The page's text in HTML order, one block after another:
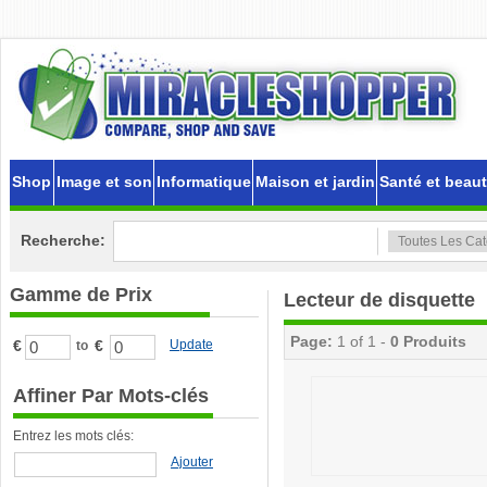
Shop Image et son Informatique Maison et jardin Santé et
Recherche:
Gamme de Prix
€ to € Update
Affiner Par Mots-clés
Entrez les mots clés:
Ajouter
Lecteur de disquette
Page: 1 of 1 - 0 Produits